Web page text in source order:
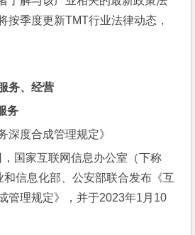
按季度更新TMT行业法律动态，
务、经营
务
深度合成管理规定》
国家互联网信息办公室（下称
和信息化部、公安部联合发布《互
管理规定》，并于2023年1月10